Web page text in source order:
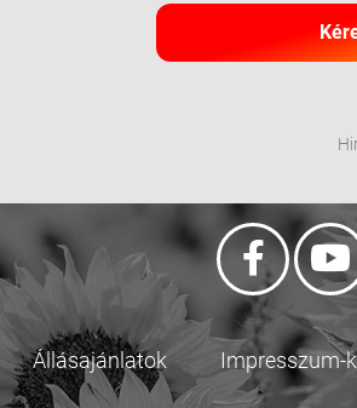
Állásajánlatok Impresszum-